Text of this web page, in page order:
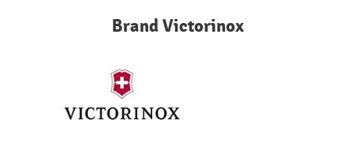
Brand Victorinox